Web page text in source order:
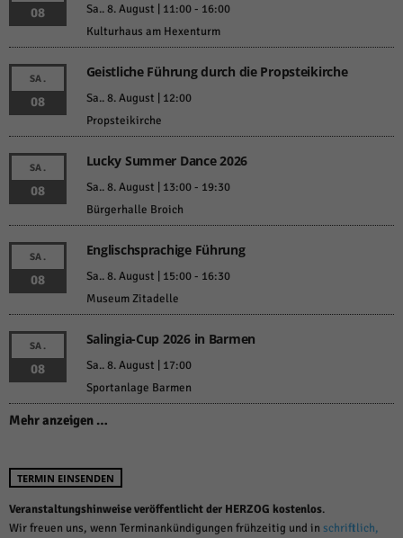
08 Sa.. 8. August | 11:00- 16:00
Kulturhaus am Hexenturm
SA.
08
Geistliche Führung durch die Propsteikirche
Sa.. 8. August | 12:00
Propsteikirche
SA.
08
Lucky Summer Dance 2026
Sa.. 8. August | 13:00- 19:30
Bürgerhalle Broich
SA.
08
Englischsprachige Führung
Sa.. 8. August | 15:00- 16:30
Museum Zitadelle
SA.
08
Salingia-Cup 2026 in Barmen
Sa.. 8. August | 17:00
Sportanlage Barmen
Mehr anzeigen …
TERMIN EINSENDEN
Veranstaltungshinweise veröffentlicht der HERZOG kostenlos.
Wir freuen uns, wenn Terminankündigungen frühzeitig und in schriftlich,